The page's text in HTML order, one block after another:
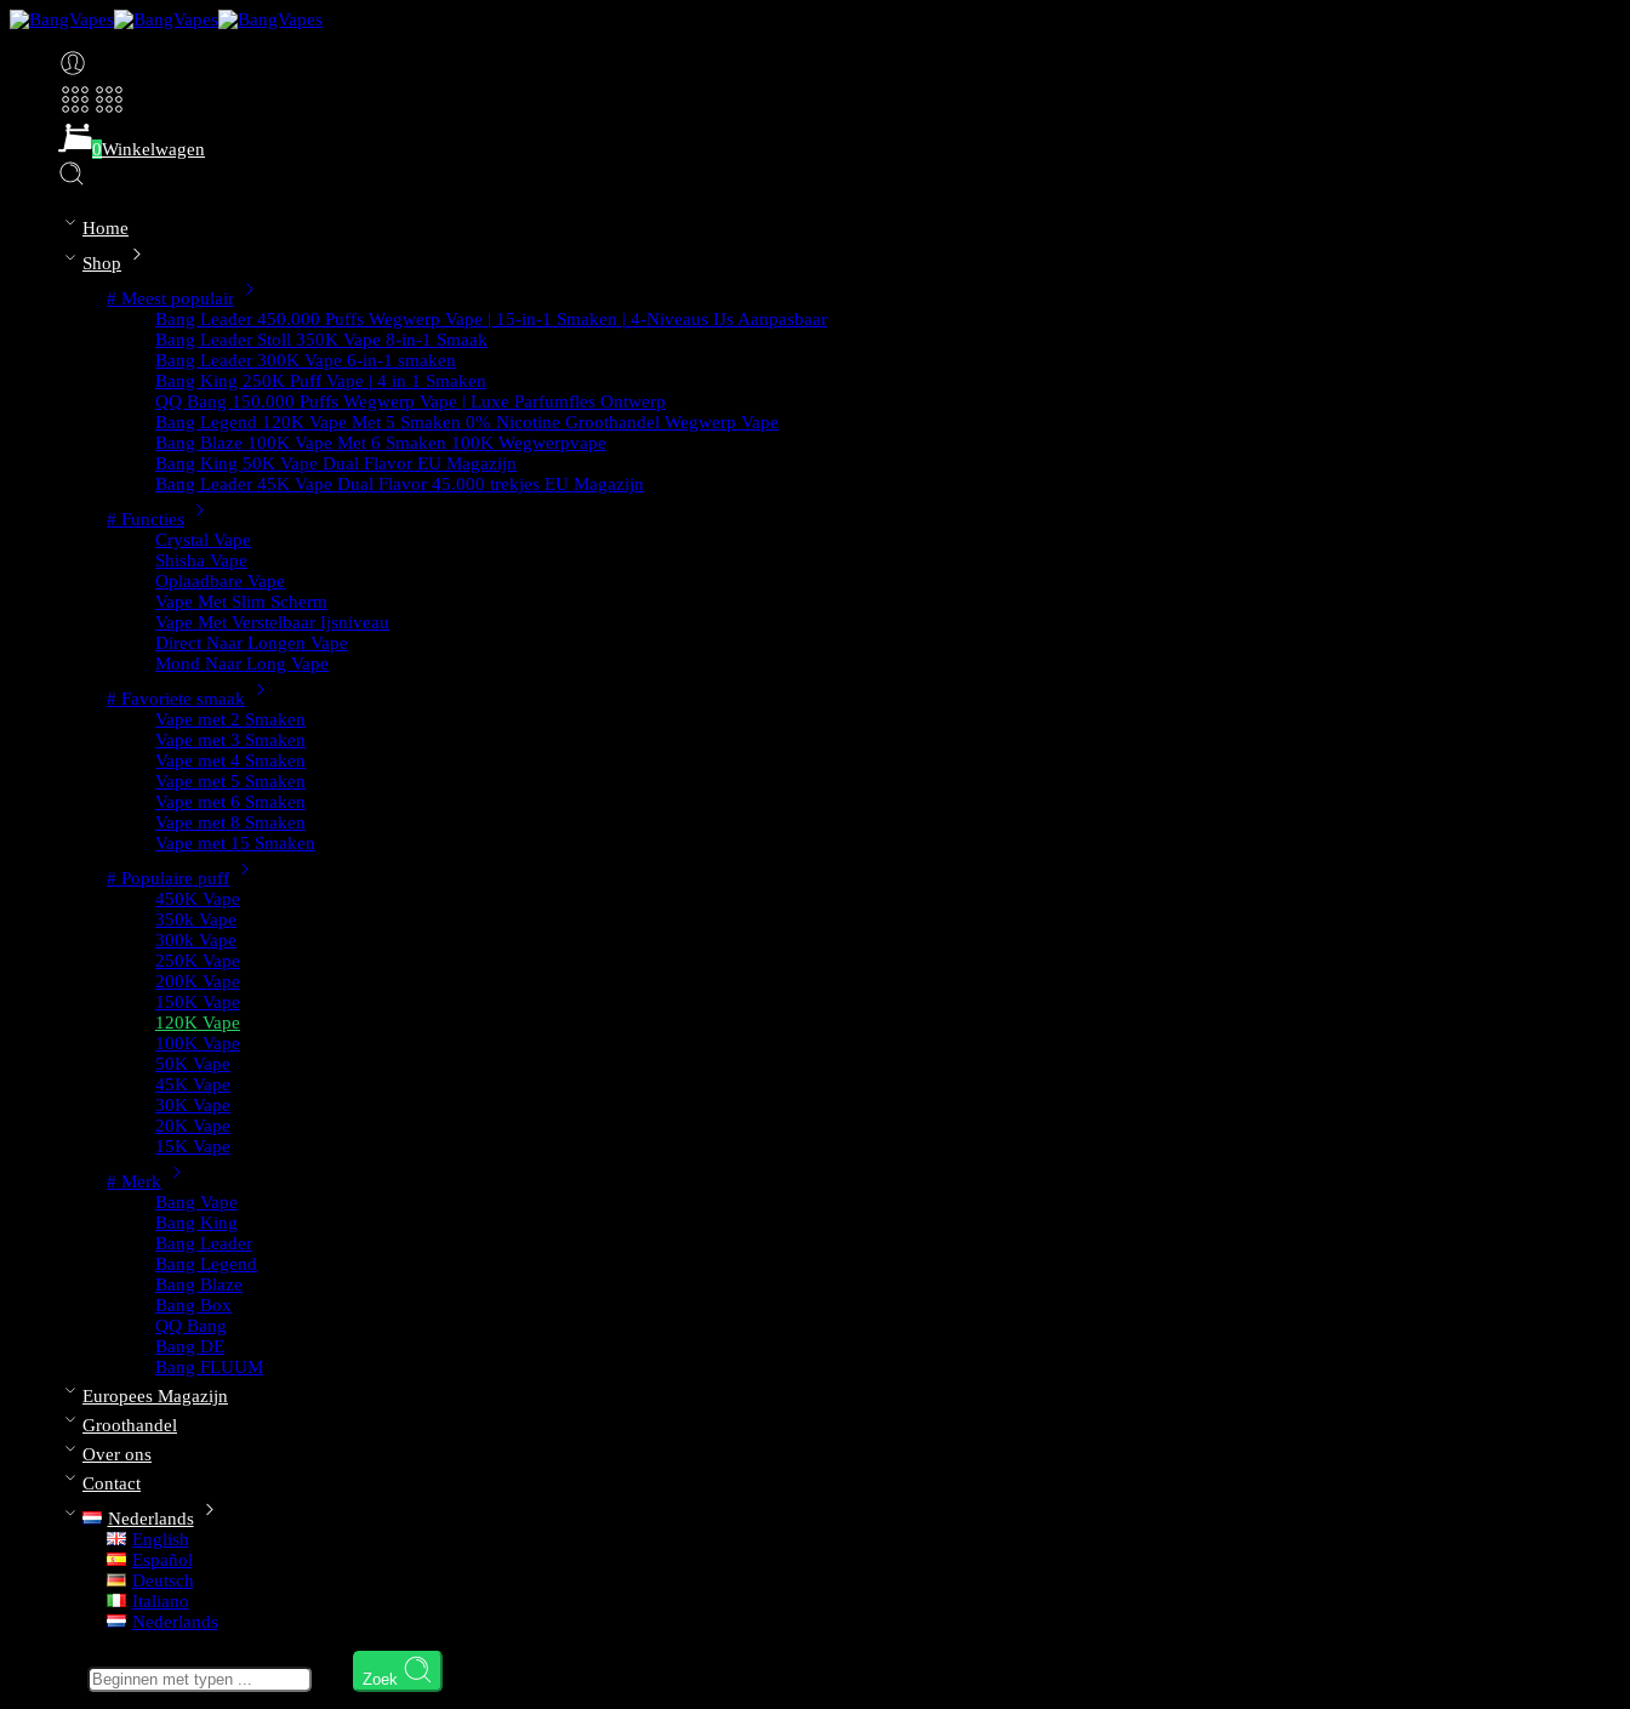
0Winkelwagen
Home
Shop
# Meest populair
Bang Leader 450.000 Puffs Wegwerp Vape | 15-in-1 Smaken | 4-Niveaus IJs Aanpasbaar
Bang Leader Stoll 350K Vape 8-in-1 Smaak
Bang Leader 300K Vape 6-in-1 smaken
Bang King 250K Puff Vape | 4 in 1 Smaken
QQ Bang 150.000 Puffs Wegwerp Vape | Luxe Parfumfles Ontwerp
Bang Legend 120K Vape Met 5 Smaken 0% Nicotine Groothandel Wegwerp Vape
Bang Blaze 100K Vape Met 6 Smaken 100K Wegwerpvape
Bang King 50K Vape Dual Flavor EU Magazijn
Bang Leader 45K Vape Dual Flavor 45.000 trekjes EU Magazijn
# Functies
Crystal Vape
Shisha Vape
Oplaadbare Vape
Vape Met Slim Scherm
Vape Met Verstelbaar Ijsniveau
Direct Naar Longen Vape
Mond Naar Long Vape
# Favoriete smaak
Vape met 2 Smaken
Vape met 3 Smaken
Vape met 4 Smaken
Vape met 5 Smaken
Vape met 6 Smaken
Vape met 8 Smaken
Vape met 15 Smaken
# Populaire puff
450K Vape
350k Vape
300k Vape
250K Vape
200K Vape
150K Vape
120K Vape
100K Vape
50K Vape
45K Vape
30K Vape
20K Vape
15K Vape
# Merk
Bang Vape
Bang King
Bang Leader
Bang Legend
Bang Blaze
Bang Box
QQ Bang
Bang DE
Bang FLUUM
Europees Magazijn
Groothandel
Over ons
Contact
Nederlands
English
Español
Deutsch
Italiano
Nederlands
Zoek